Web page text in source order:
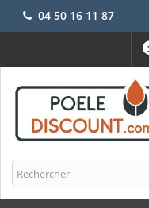
04 50 16 11 87